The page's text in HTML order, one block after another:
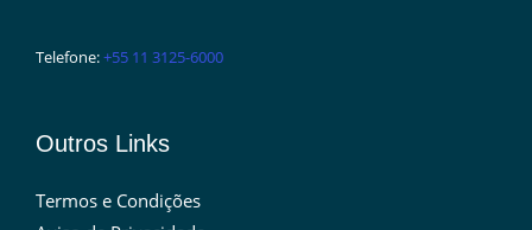
Telefone:+55 11 3125-6000
Outros Links
Termos e Condições